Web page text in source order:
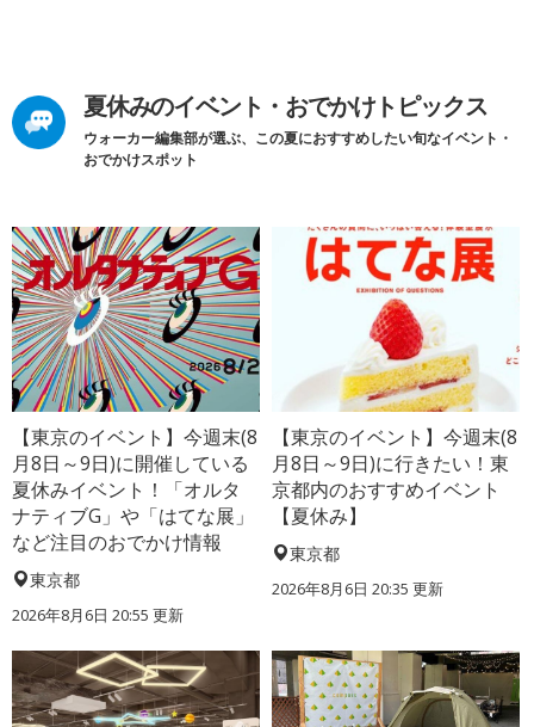
夏休みのイベント・おでかけトピックス
ウォーカー編集部が選ぶ、この夏におすすめしたい旬なイベント・
おでかけスポット
【東京のイベント】今週末(8
月8日～9日)に開催している
夏休みイベント！「オルタ
ナティブG」や「はてな展」
など注目のおでかけ情報
東京都
2026年8月6日 20:55 更新
【東京のイベント】今週末(8
月8日～9日)に行きたい！東
京都内のおすすめイベント
【夏休み】
東京都
2026年8月6日 20:35 更新